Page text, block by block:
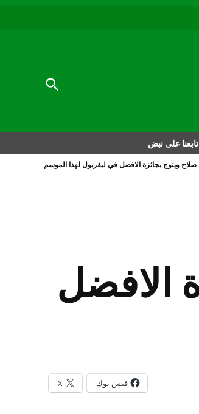
Open
تابعنا على نبض
ويتوج بجائزة الافضل في ليفربول لهذا الموسم
الافضل
فيس بوك X